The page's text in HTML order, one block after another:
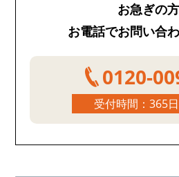
お急ぎの
お電話でお問い合
0120-
受付時間：365